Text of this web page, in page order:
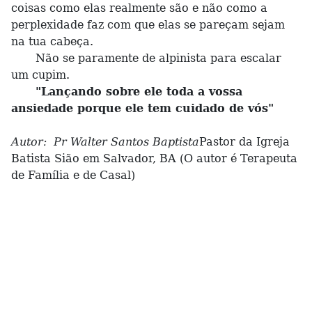
coisas como elas realmente são e não como a
perplexidade faz com que elas se pareçam sejam
na tua cabeça.
Não se paramente de alpinista para escalar
um cupim.
"Lançando sobre ele toda a vossa
ansiedade porque ele tem cuidado de vós"
Autor: Pr Walter Santos BaptistaPastor da Igreja
Batista Sião em Salvador, BA (O autor é Terapeuta
de Família e de Casal)